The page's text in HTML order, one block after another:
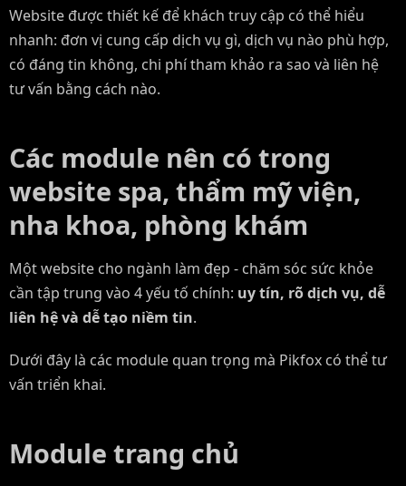
Website được thiết kế để khách truy cập có thể hiểu
nhanh: đơn vị cung cấp dịch vụ gì, dịch vụ nào phù hợp,
có đáng tin không, chi phí tham khảo ra sao và liên hệ
tư vấn bằng cách nào.
Các module nên có trong
website spa, thẩm mỹ viện,
nha khoa, phòng khám
Một website cho ngành làm đẹp - chăm sóc sức khỏe
cần tập trung vào 4 yếu tố chính: uy tín, rõ dịch vụ, dễ
liên hệ và dễ tạo niềm tin.
Dưới đây là các module quan trọng mà Pikfox có thể tư
vấn triển khai.
Module trang chủ